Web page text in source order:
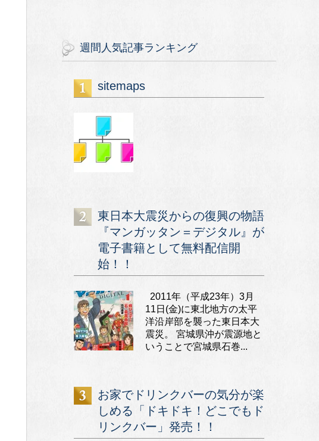
週間人気記事ランキング
sitemaps
東日本大震災からの復興の物語
『マンガッタン＝デジタル』が
電子書籍として無料配信開
始！！
2011年（平成23年）3月
11日(金)に東北地方の太平
洋沿岸部を襲った東日本大
震災。 宮城県沖が震源地と
いうことで宮城県石巻...
お家でドリンクバーの気分が楽
しめる「ドキドキ！どこでもド
リンクバー」発売！！